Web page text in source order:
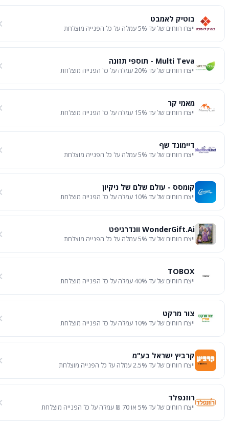
בוטיק לאמבט
ייצרו רווחים של עד 5% עמלה על כל הפנייה מוצלחת
Multi Teva - תוספי תזונה
ייצרו רווחים של עד 20% עמלה על כל הפנייה מוצלחת
מאמי קר
ייצרו רווחים של עד 15% עמלה על כל הפנייה מוצלחת
דיימונד שף
ייצרו רווחים של עד 5% עמלה על כל הפנייה מוצלחת
קומסס - עולם שלם של ניקיון
ייצרו רווחים של עד 10% עמלה על כל הפנייה מוצלחת
WonderGift.ai וונדרגיפט
ייצרו רווחים של עד 5% עמלה על כל הפנייה מוצלחת
TOBOX
ייצרו רווחים של עד 40% עמלה על כל הפנייה מוצלחת
צור מרקט
ייצרו רווחים של עד 10% עמלה על כל הפנייה מוצלחת
קרביץ ישראל בע"מ
ייצרו רווחים של עד 2.5% עמלה על כל הפנייה מוצלחת
רוזנפלד
ייצרו רווחים של עד 5% או 70 ₪ עמלה על כל הפנייה מוצלחת